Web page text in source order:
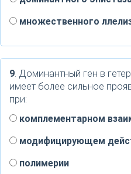
множественного
9. Доминантный ген в
имеет более сильное
при:
комплементарном
модифицирующем
полимерии